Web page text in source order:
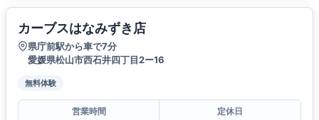
カーブスはなみずき店
県庁前駅から車で7分
愛媛県松山市西石井四丁目2ー16
無料体験
営業時間
定休日